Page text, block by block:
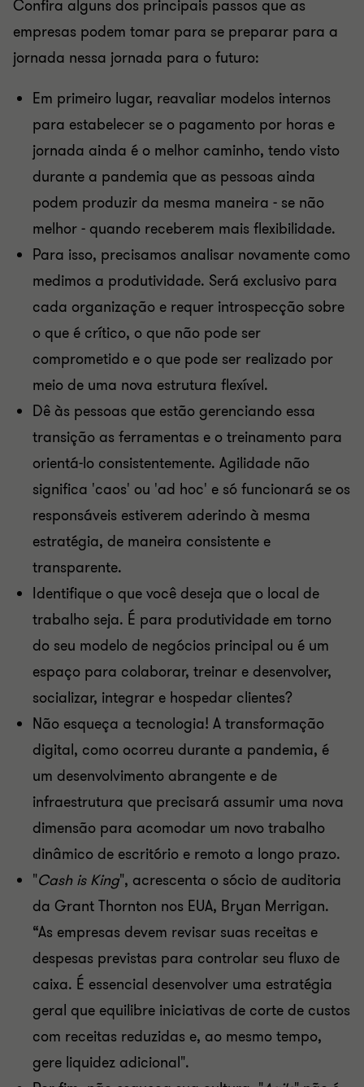
Confira alguns dos principais passos que as
empresas podem tomar para se preparar para a
jornada nessa jornada para o futuro:
Em primeiro lugar, reavaliar modelos internos
para estabelecer se o pagamento por horas e
jornada ainda é o melhor caminho, tendo visto
durante a pandemia que as pessoas ainda
podem produzir da mesma maneira - se não
melhor - quando receberem mais flexibilidade.
Para isso, precisamos analisar novamente como
medimos a produtividade. Será exclusivo para
cada organização e requer introspecção sobre
o que é crítico, o que não pode ser
comprometido e o que pode ser realizado por
meio de uma nova estrutura flexível.
Dê às pessoas que estão gerenciando essa
transição as ferramentas e o treinamento para
orientá-lo consistentemente. Agilidade não
significa 'caos' ou 'ad hoc' e só funcionará se os
responsáveis ​​estiverem aderindo à mesma
estratégia, de maneira consistente e
transparente.
Identifique o que você deseja que o local de
trabalho seja. É para produtividade em torno
do seu modelo de negócios principal ou é um
espaço para colaborar, treinar e desenvolver,
socializar, integrar e hospedar clientes?
Não esqueça a tecnologia! A transformação
digital, como ocorreu durante a pandemia, é
um desenvolvimento abrangente e de
infraestrutura que precisará assumir uma nova
dimensão para acomodar um novo trabalho
dinâmico de escritório e remoto a longo prazo.
"Cash is King", acrescenta o sócio de auditoria
da Grant Thornton nos EUA, Bryan Merrigan.
“As empresas devem revisar suas receitas e
despesas previstas para controlar seu fluxo de
caixa. É essencial desenvolver uma estratégia
geral que equilibre iniciativas de corte de custos
com receitas reduzidas e, ao mesmo tempo,
gere liquidez adicional".